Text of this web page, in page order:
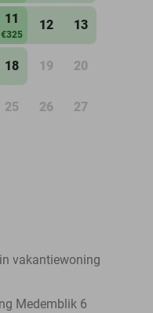
11
€325
12 13
18 19 20
25 26 27
vakantiewoning
Medemblik 6